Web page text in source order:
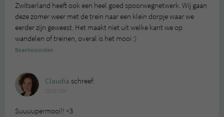
Zwitserland heeft ook een heel goed spoorwegnetwerk. Wij gaan
deze zomer weer met de trein naar een klein dorpje waar we
eerder zijn geweest. Het maakt niet uit welke kant we op
wandelen of treinen, overal is het mooi :)
Beantwoorden
Claudia schreef:
Suuuupermooi!! <3